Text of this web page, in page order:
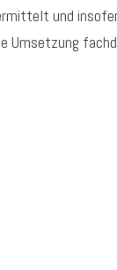
und
Umsetzung